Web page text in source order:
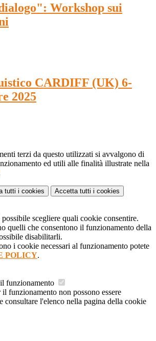
Workshop sui
CARDIFF (UK) 6-
2025
terzi da questo utilizzati si avvalgono di
ed utili alle finalità illustrate nella
tutti i cookies Accetta tutti i cookies
possibile scegliere quali cookie consentire.
quelli che consentono il funzionamento della
disabilitarli.
i cookie necessari al funzionamento potete
POLICY.
funzionamento
funzionamento non possono essere
consultare l'elenco nella pagina della cookie